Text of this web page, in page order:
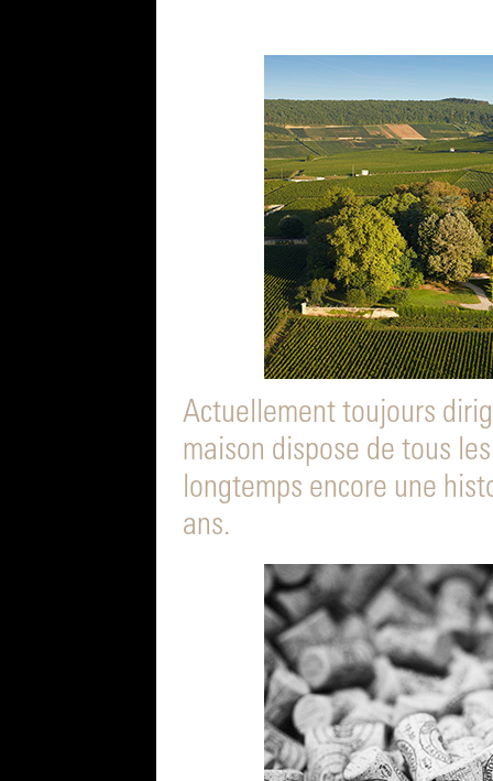
Actuellement toujours
maison dispose de tous
longtemps encore une
ans.